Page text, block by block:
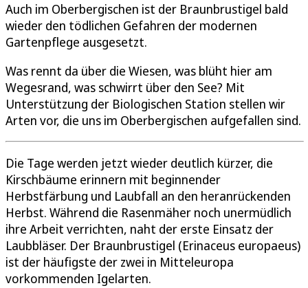
Auch im Oberbergischen ist der Braunbrustigel bald
wieder den tödlichen Gefahren der modernen
Gartenpflege ausgesetzt.
Was rennt da über die Wiesen, was blüht hier am
Wegesrand, was schwirrt über den See? Mit
Unterstützung der Biologischen Station stellen wir
Arten vor, die uns im Oberbergischen aufgefallen sind.
Die Tage werden jetzt wieder deutlich kürzer, die
Kirschbäume erinnern mit beginnender
Herbstfärbung und Laubfall an den heranrückenden
Herbst. Während die Rasenmäher noch unermüdlich
ihre Arbeit verrichten, naht der erste Einsatz der
Laubbläser. Der Braunbrustigel (Erinaceus europaeus)
ist der häufigste der zwei in Mitteleuropa
vorkommenden Igelarten.